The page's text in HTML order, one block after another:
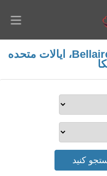
دوستیابی آنلاین رایگان Bellaire، ایالات متحده